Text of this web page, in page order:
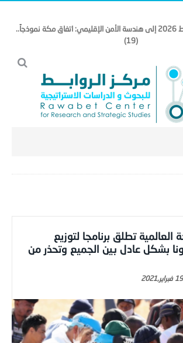
(من تداعيات أزمة شباط 2026 إلى هندسة الأمن الإقليمي: اتفاق مكة نموذجاً..
(19)
تطلق برنامجا لتوزيع
بشكل عادل بين الجميع وتحذر من
19 فبراير,2021